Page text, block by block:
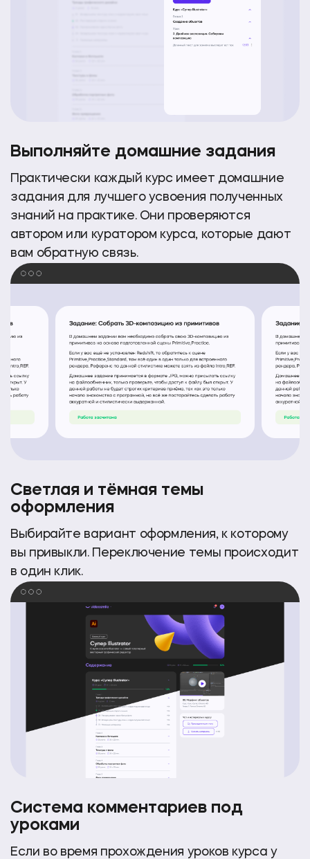
Выполняйте домашние задания
Практически каждый курс имеет домашние
задания для лучшего усвоения полученных
знаний на практике. Они проверяются
автором или куратором курса, которые дают
вам обратную связь.
Светлая и тёмная темы
оформления
Выбирайте вариант оформления, к которому
вы привыкли. Переключение темы происходит
в один клик.
Система комментариев под
уроками
Если во время прохождения уроков курса у